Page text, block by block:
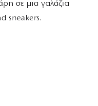
σε μια γαλάζια
sneakers.